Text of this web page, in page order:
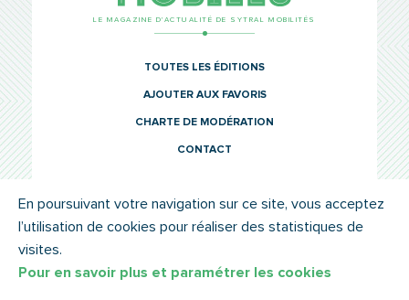
LE MAGAZINE D’ACTUALITÉ DE SYTRAL MOBILITÉS
TOUTES LES ÉDITIONS
AJOUTER AUX FAVORIS
CHARTE DE MODÉRATION
CONTACT
© SYTRAL MOBILITÉS 2022 MENTIONS LÉGALES
En poursuivant votre navigation sur ce site, vous acceptez
l’utilisation de cookies pour réaliser des statistiques de
visites.
Pour en savoir plus et paramétrer les cookies